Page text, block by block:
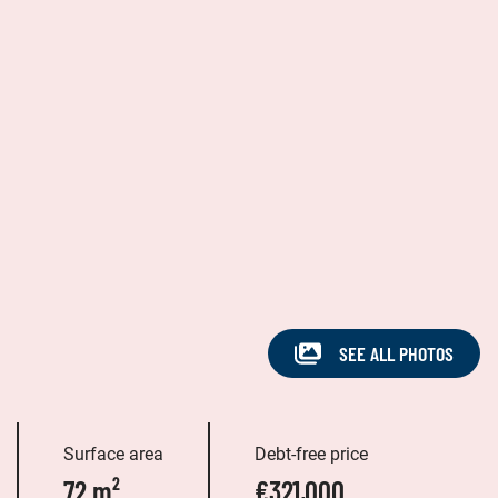
SEE ALL PHOTOS
Surface area
72 m²
Debt-free price
€321,000